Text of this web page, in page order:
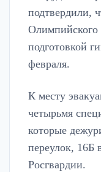
подтвердили,
Олимпийского
подготовкой
февраля.
К месту
четырьмя
которые
переулок, 16Б
Росгвардии.